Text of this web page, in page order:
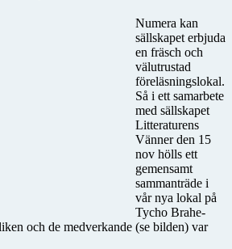
Numera kan
sällskapet erbjuda
en fräsch och
välutrustad
föreläsningslokal.
Så i ett samarbete
med sällskapet
Litteraturens
Vänner den 15
nov hölls ett
gemensamt
sammanträde i
vår nya lokal på
Tycho Brahe-
och de medverkande (se bilden) var